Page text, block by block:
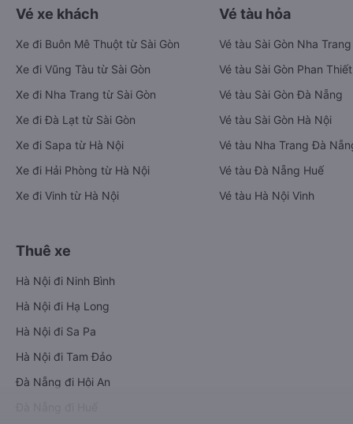
Vé xe khách
Xe đi Buôn Mê Thuột từ Sài Gòn
Xe đi Vũng Tàu từ Sài Gòn
Xe đi Nha Trang từ Sài Gòn
Xe đi Đà Lạt từ Sài Gòn
Xe đi Sapa từ Hà Nội
Xe đi Hải Phòng từ Hà Nội
Xe đi Vinh từ Hà Nội
Vé tàu hỏa
Vé tàu Sài Gòn Nha Trang
Vé tàu Sài Gòn Phan Thiết
Vé tàu Sài Gòn Đà Nẵng
Vé tàu Sài Gòn Hà Nội
Vé tàu Nha Trang Đà
Vé tàu Đà Nẵng Huế
Vé tàu Hà Nội Vinh
Thuê xe
Hà Nội đi Ninh Bình
Hà Nội đi Hạ Long
Hà Nội đi Sa Pa
Hà Nội đi Tam Đảo
Đà Nẵng đi Hội An